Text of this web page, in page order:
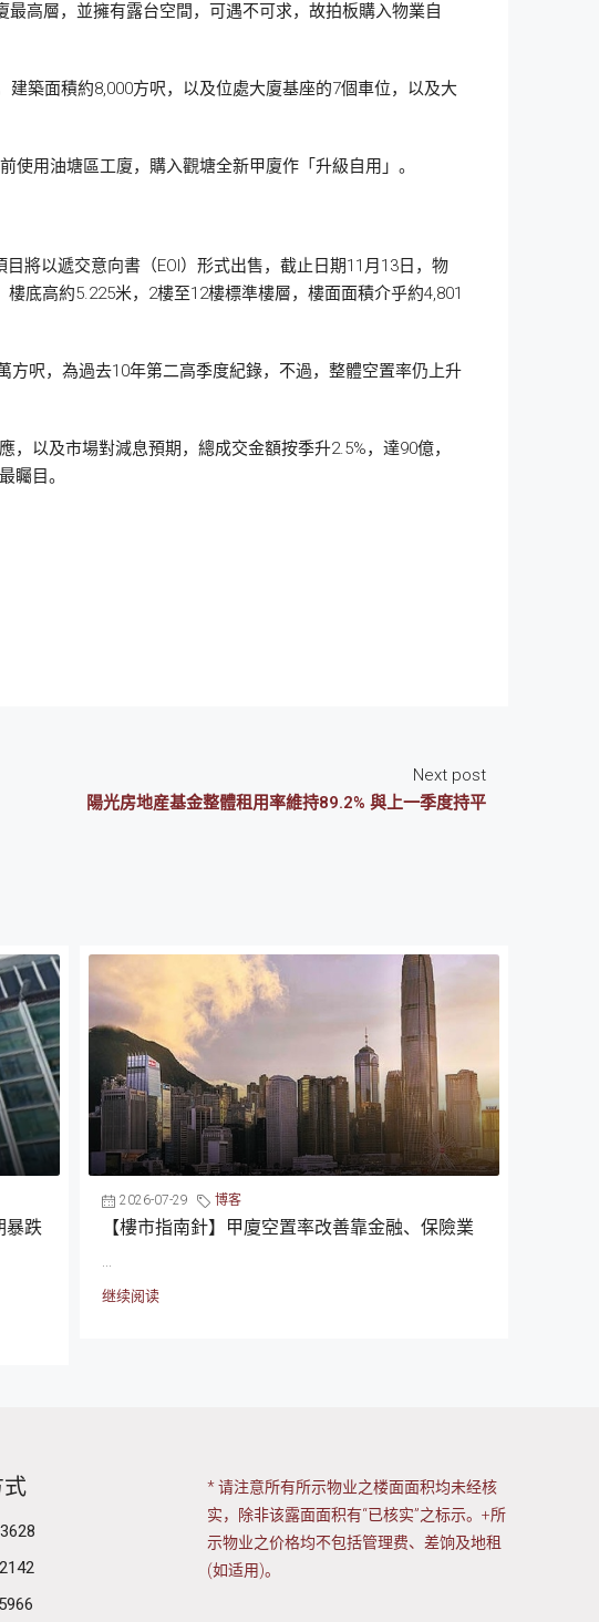
高層，並擁有露台空間，可遇不可求，故拍板購入物業自
築面積約8,000方呎，以及位處大廈基座的7個車位，以及大
使用油塘區工廈，購入觀塘全新甲廈作「升級自用」。
將以遞交意向書（EOI）形式出售，截止日期11月13日，物
底高約5.225米，2樓至12樓標準樓層，樓面面積介乎約4,801
呎，為過去10年第二高季度紀錄，不過，整體空置率仍上升
以及市場對減息預期，總成交金額按季升2.5%，達90億，
矚目。
Next post
陽光房地産基金整體租用率維持89.2% 與上一季度持平
暴跌
2026-07-29 博客
【樓市指南針】甲廈空置率改善靠金融、保險業
...
继续阅读
* 请注意所有所示物业之楼面面积均未经核
实，除非该露面面积有“已核实”之标示。+所
示物业之价格均不包括管理费、差饷及地租
(如适用)。